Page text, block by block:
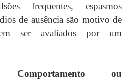
frequentes, espasmos
de ausência são motivo de
ser avaliados por um
ou